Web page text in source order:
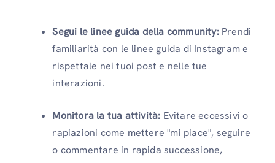
Segui le linee guida della community:Prendi
familiarità con le linee guida di Instagram e
rispettale nei tuoi post e nelle tue
interazioni.
Monitora la tua attività: Evitare eccessivi o
rapiazioni come mettere "mi piace", seguire
o commentare in rapida successione,